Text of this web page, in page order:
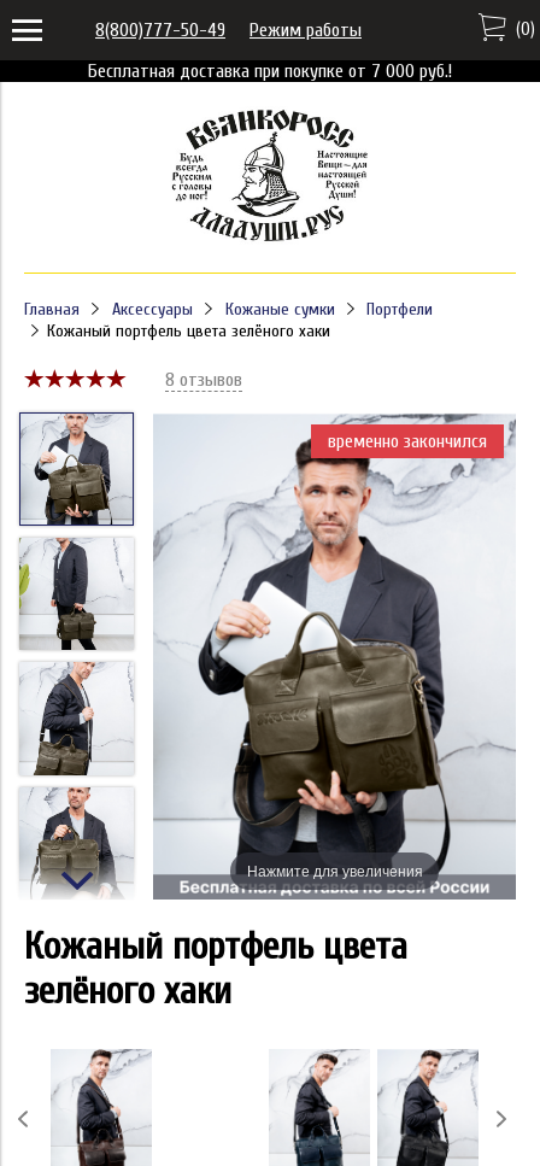
Бесплатная доставка при покупке от 7 000 руб.!
8(800)777-50-49 Режим работы (0)
Главная Аксессуары Кожаные сумки
Портфели
Кожаный портфель цвета зелёного хаки
8 отзывов
временно закончился
Нажмите для увеличения
Кожаный портфель цвета
зелёного хаки